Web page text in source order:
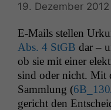
19. Dezember 2012
E‑Mails stellen
Abs. 4 StGB dar –
ob sie mit ein­er
sind oder nicht. Mit
Samm­lung (6B_130
gericht den